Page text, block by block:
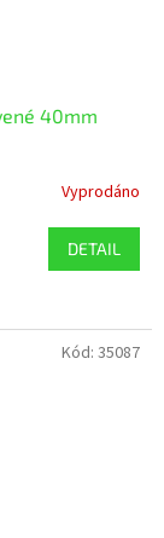
40mm
Vyprodáno
DETAIL
Kód: 35087